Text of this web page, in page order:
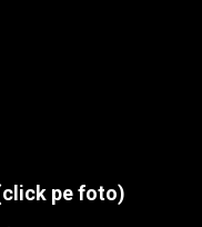
(click pe foto)